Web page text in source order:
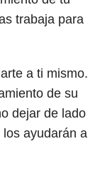
trabaja para
a ti mismo.
de su
dejar de lado
ayudarán a